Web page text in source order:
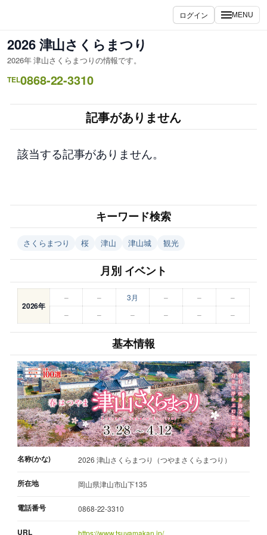
を
ス
キ
ッ
ログイン MENU
2026 津山さくらまつり
2026年 津山さくらまつりの情報です。
TEL0868-22-3310
記事がありません
該当する記事がありません。
キーワード検索
さくらまつり 桜 津山 津山城 観光
月別 イベント
2026年
– – 3月 – –
–
–
– – – – –
基本情報
名称(かな) 2026 津山さくらまつり（つやまさくらまつり）
所在地 岡山県津山市山下135
電話番号 0868-22-3310
URL https://www.tsuyamakan.jp/